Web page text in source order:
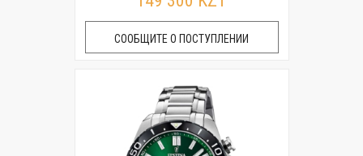
СООБЩИТЕ О ПОСТУПЛЕНИИ